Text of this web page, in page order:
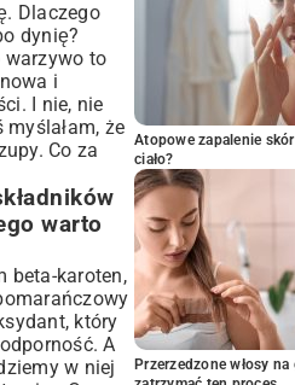
Od Klasyki
z
Twoim stole
–
na
i
–
wydaniu
Dlaczego
dynię?
warzywo to
i
I nie, nie
że
Co za
warto
beta-karoten,
który
A
w niej
Atopowe zapalenie
ciało?
Przerzedzone włosy